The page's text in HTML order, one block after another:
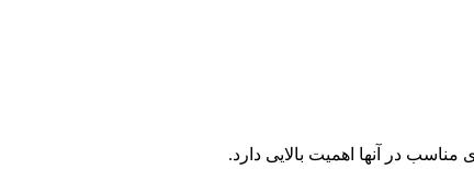
در آنها اهمیت بالایی دارد.